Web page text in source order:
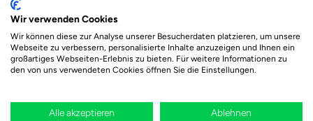
Qualitätsvoraussetzungen
Partner-Login
Das Ökosystem für beste Ver- und Entsorgung
Durch deine Bestellung wird regional aufgeforstet
Wir verwenden Cookies
Wir können diese zur Analyse unserer Besucherdaten platzieren, um unsere
Webseite zu verbessern, personalisierte Inhalte anzuzeigen und Ihnen ein
großartiges Webseiten-Erlebnis zu bieten. Für weitere Informationen zu
den von uns verwendeten Cookies öffnen Sie die Einstellungen.
Alle akzeptieren Ablehnen